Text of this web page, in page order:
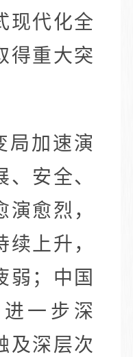
现代化全
得重大突
局加速演
安全、
愈烈，
上升，
弱；中国
一步深
及深层次